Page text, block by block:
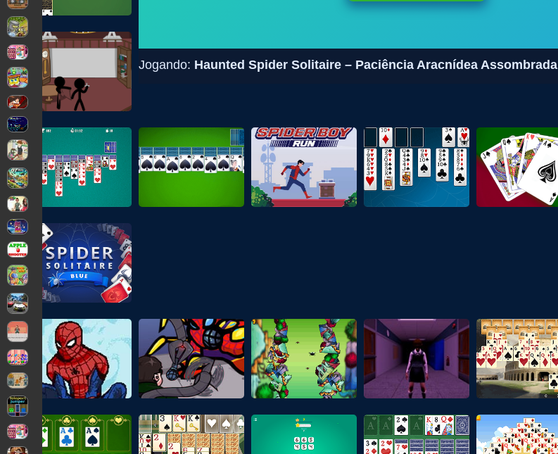
Jogando: Haunted Spider Solitaire – Paciência Aracnídea Assombrada